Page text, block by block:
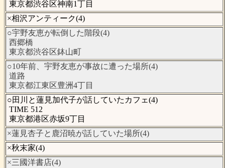
東京都渋谷区神南1丁目
×相沢アンティーク(4)
○宇野友恵が転倒した階段(4)
西郷橋
東京都渋谷区鉢山町
○10年前、宇野友恵が事故に遭った場所(4)
道路
東京都江東区豊洲4丁目
○田川と蓮見加代子が話していたカフェ(4)
TIME 512
東京都港区赤坂9丁目
×蓮見杏子と鹿沼暁が話していた場所(4)
×秋末家(4)
×三國洋書店(4)